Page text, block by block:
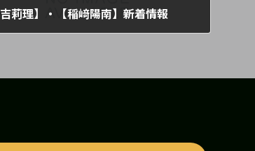
吉莉理】・【稲﨑陽南】新着情報